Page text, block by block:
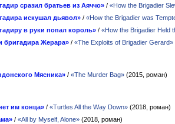
сразил братьев из Аяччо» / «How the Brigadier
искушал дьявол» / «How the Brigadier was
в руки попал король» / «How the Brigadier Held
бригадира Жерара» / «The Exploits of Brigadier Gerard»
Мясника» / «The Murder Bag» (2015, роман)
им конца» / «Turtles All the Way Down» (2018, роман)
/ «All by Myself, Alone» (2018, роман)